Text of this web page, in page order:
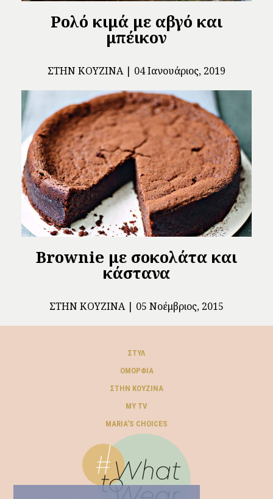
Ρολό κιμά με αβγό και
μπέικον
ΣΤΗΝ ΚΟΥΖΊΝΑ 04 Ιανουάριος, 2019
Brownie με σοκολάτα και
κάστανα
ΣΤΗΝ ΚΟΥΖΊΝΑ 05 Νοέμβριος, 2015
ΣΤΥΛ
ΟΜΟΡΦΙΆ
ΣΤΗΝ ΚΟΥΖΊΝΑ
MY TV
ΜARIA’S CHOICES